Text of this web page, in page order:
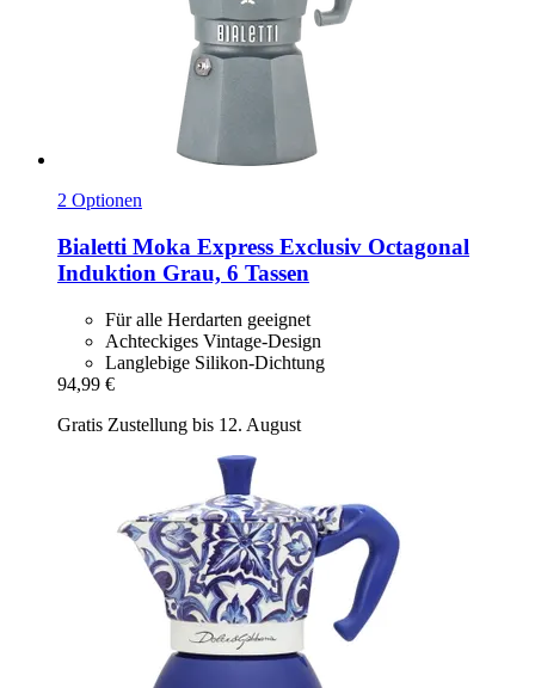
2 Optionen
Bialetti Moka Express Exclusiv Octagonal
Induktion Grau, 6 Tassen
Für alle Herdarten geeignet
Achteckiges Vintage-Design
Langlebige Silikon-Dichtung
94,99 €
Gratis Zustellung bis 12. August